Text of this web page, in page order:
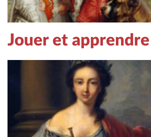
Jouer et apprendre